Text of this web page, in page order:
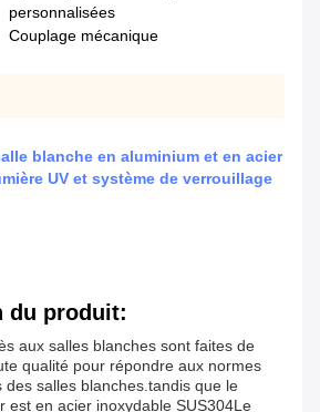
personnalisées
Couplage mécanique
blanche en aluminium et en acier
UV et système de verrouillage
du produit:
aux salles blanches sont faites de
qualité pour répondre aux normes
des salles blanches.tandis que le
est en acier inoxydable SUS304Le